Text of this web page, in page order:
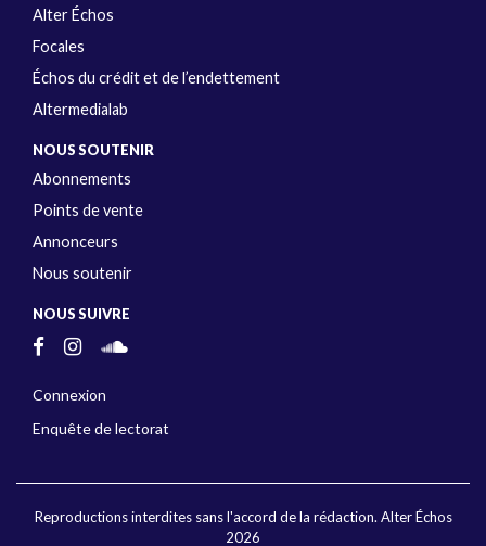
Alter Échos
Focales
Échos du crédit et de l’endettement
Altermedialab
NOUS SOUTENIR
Abonnements
Points de vente
Annonceurs
Nous soutenir
NOUS SUIVRE
Connexion
Enquête de lectorat
Reproductions interdites sans l'accord de la rédaction. Alter Échos
2026